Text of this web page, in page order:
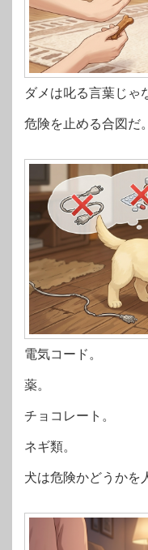
ダメは叱る言葉じゃ
危険を止める合図だ。
電気コード。
薬。
チョコレート。
ネギ類。
犬は危険かどうかを